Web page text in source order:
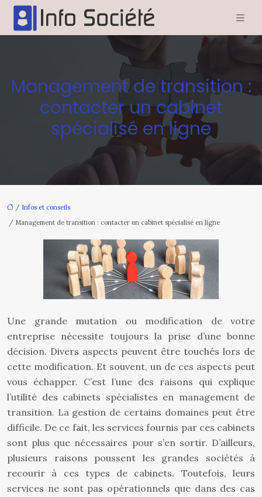
Management de transition :
contacter un cabinet
spécialisé en ligne
/ Infos et conseils
/ Management de transition : contacter un cabinet spécialisé en ligne
Une grande mutation ou modification de votre
entreprise nécessite toujours la prise d’une bonne
décision. Divers aspects peuvent être touchés lors de
cette modification. Et souvent, un de ces aspects peut
vous échapper. C’est l’une des raisons qui explique
l’utilité des cabinets spécialistes en management de
transition. La gestion de certains domaines peut être
difficile. De ce fait, les services fournis par ces cabinets
sont plus que nécessaires pour s’en sortir. D’ailleurs,
plusieurs raisons poussent les grandes sociétés à
recourir à ces types de cabinets. Toutefois, leurs
services ne sont pas opérationnels que dans des cas